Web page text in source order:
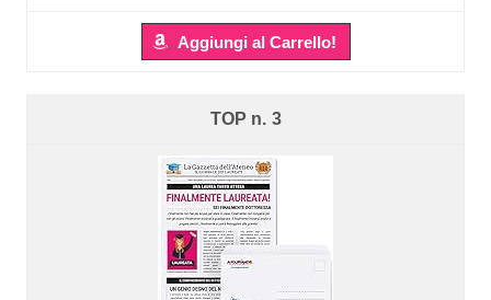
Aggiungi al Carrello!
3